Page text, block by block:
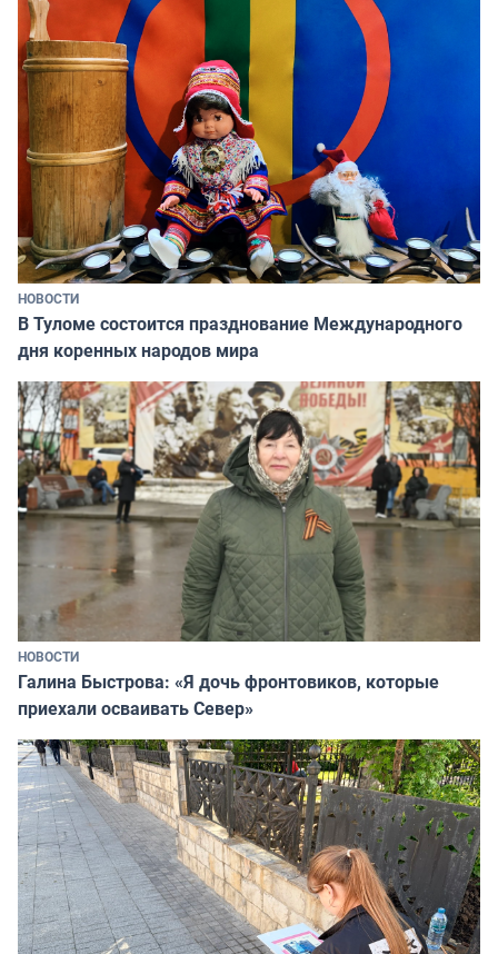
НОВОСТИ
В Туломе состоится празднование Международного
дня коренных народов мира
НОВОСТИ
Галина Быстрова: «Я дочь фронтовиков, которые
приехали осваивать Север»